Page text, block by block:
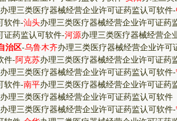
办理三类医疗器械经营企业许可证药监认可软件-
软件-汕头办理三类医疗器械经营企业许可证药
证药监认可软件-河源办理三类医疗器械经营企
治区-乌鲁木齐办理三类医疗器械经营企业许可
件-阿克苏办理三类医疗器械经营企业许可证药
办理三类医疗器械经营企业许可证药监认可软件-
软件-南平办理三类医疗器械经营企业许可证药
办理三类医疗器械经营企业许可证药监认可软件
办理三类医疗器械经营企业许可证药监认可软件-